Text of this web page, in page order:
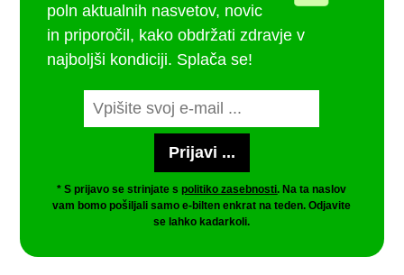
poln aktualnih nasvetov, novic
in priporočil, kako obdržati zdravje v
najboljši kondiciji. Splača se!
* S prijavo se strinjate spolitiko zasebnosti. Na ta naslov
vam bomo pošiljali samo e-bilten enkrat na teden. Odjavite
se lahko kadarkoli.